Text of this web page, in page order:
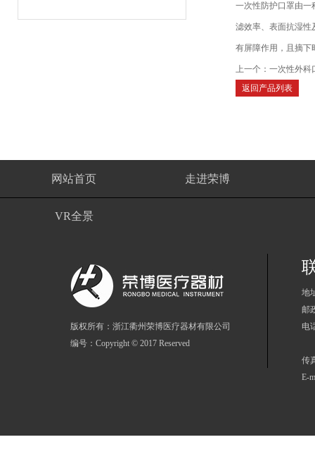
一次性防护口罩由一
滤效率、表面抗湿性
有屏障作用，且摘下
上一个： 一次性外科
返回产品列表
网站首页 走进荣博
VR全景
版权所有：浙江衢州荣博医疗器材有限公司
编号：Copyright © 2017 Reserved
地
邮
电
传
E-